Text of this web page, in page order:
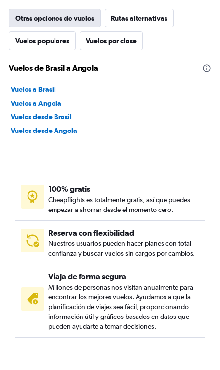
Otras opciones de vuelos Rutas alternativas
Vuelos populares Vuelos por clase
Vuelos de Brasil a Angola
Vuelos a Brasil
Vuelos a Angola
Vuelos desde Brasil
Vuelos desde Angola
100% gratis
Cheapflights es totalmente gratis, así que puedes
empezar a ahorrar desde el momento cero.
Reserva con flexibilidad
Nuestros usuarios pueden hacer planes con total
confianza y buscar vuelos sin cargos por cambios.
Viaja de forma segura
Millones de personas nos visitan anualmente para
encontrar los mejores vuelos. Ayudamos a que la
planificación de viajes sea fácil, proporcionando
información útil y gráficos basados en datos que
pueden ayudarte a tomar decisiones.